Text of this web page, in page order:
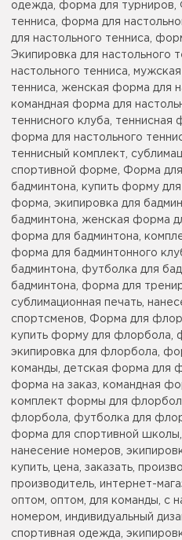
одежда, форма для турниров,
тенниса, форма для
для настольного тенниса,
Экипировка для настольного
настольного тенниса,
тенниса, женская форма для
командная форма для
теннисного клуба, теннисная
форма для настольного
теннисный комплект,
спортивной форме, Форма
бадминтона, купить форму
форма, экипировка для
бадминтона, женская форма
форма для бадминтона,
форма для бадминтонного
бадминтона, футболка для
бадминтона, форма для
сублимационная печать,
спортсменов, Форма для
купить форму для флорбола,
экипировка для флорбола,
команды, детская форма для
форма на заказ, командная
комплект формы для
флорбола, футболка для
форма для спортивной
нанесение номеров,
купить, цена, заказать,
производитель, интернет-
оптом, оптом, для команды, с
номером, индивидуальный
спортивная одежда,